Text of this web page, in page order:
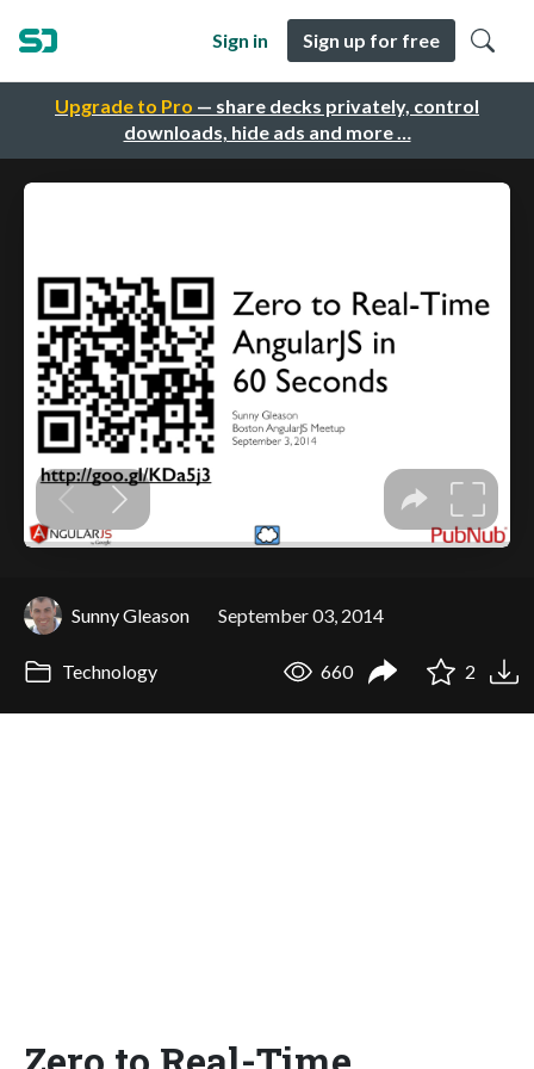
Upgrade to Pro — share decks privately, control
downloads, hide ads and more …
Sign in Sign up for free
Sunny Gleason September 03, 2014
Technology 660 2